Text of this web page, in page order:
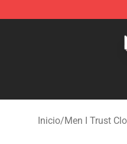
Inicio/Men I Trust